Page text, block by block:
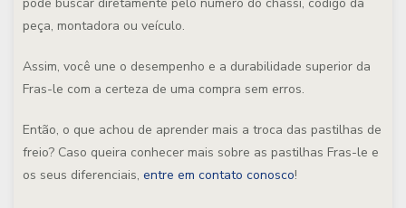
peça, montadora ou veículo.
Assim, você une o desempenho e a durabilidade superior da
Fras-le com a certeza de uma compra sem erros.
Então, o que achou de aprender mais a troca das pastilhas de
freio? Caso queira conhecer mais sobre as pastilhas Fras-le e
os seus diferenciais, entre em contato conosco!